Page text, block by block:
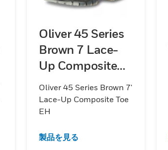
Oliver 45 Series
Brown 7 Lace-
Up Composite
Toe EH
Oliver 45 Series Brown 7'
Lace-Up Composite Toe
EH
製品を見る